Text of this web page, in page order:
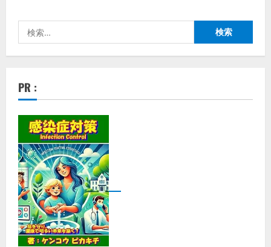
笑
才
能」
ぽ
村
エ
ミ
コ
の
魅
力
的
な
プ
ロ
フ
ィ
ー
ル
の
索:
PR :